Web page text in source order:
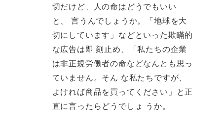
切だけど、人の命はどうでもいい
と、 言うんでしょうか。「地球を大
切にしています」などといった欺瞞的
な広告は即 刻止め、「私たちの企業
は非正規労働者の命などなんとも思っ
ていません。そん な私たちですが、
よければ商品を買ってください」と正
直に言ったらどうでしょ うか。